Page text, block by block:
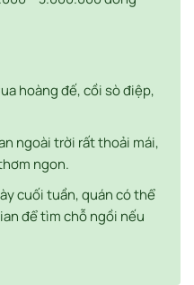
hoàng đế, cồi sò điệp,
ngoài trời rất thoải mái,
ngon.
cuối tuần, quán có thể
để tìm chỗ ngồi nếu